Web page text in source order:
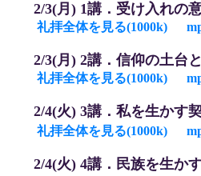
2/3(月) 1講．受け入れの
礼拝全体を見る(1000k)
2/3(月 ) 2講． 信仰の土台
礼拝全体を見る(1000k)
2/4(火) 3講．私を生かす
礼拝全体を見る(1000k)
2/4(火) 4講．民族を生か